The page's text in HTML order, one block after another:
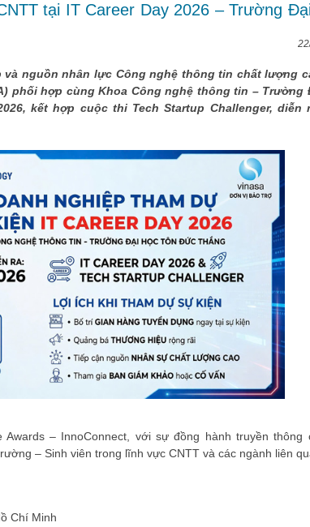
tại IT Career Day 2026 – Trường
nguồn nhân lực Công nghệ thông tin chất lượng
phối hợp cùng Khoa Công nghệ thông tin – Trường
kết hợp cuộc thi Tech Startup Challenger, diễn
Awards – InnoConnect, với sự đồng hành truyền thông
– Sinh viên trong lĩnh vực CNTT và các ngành liên
Chí Minh